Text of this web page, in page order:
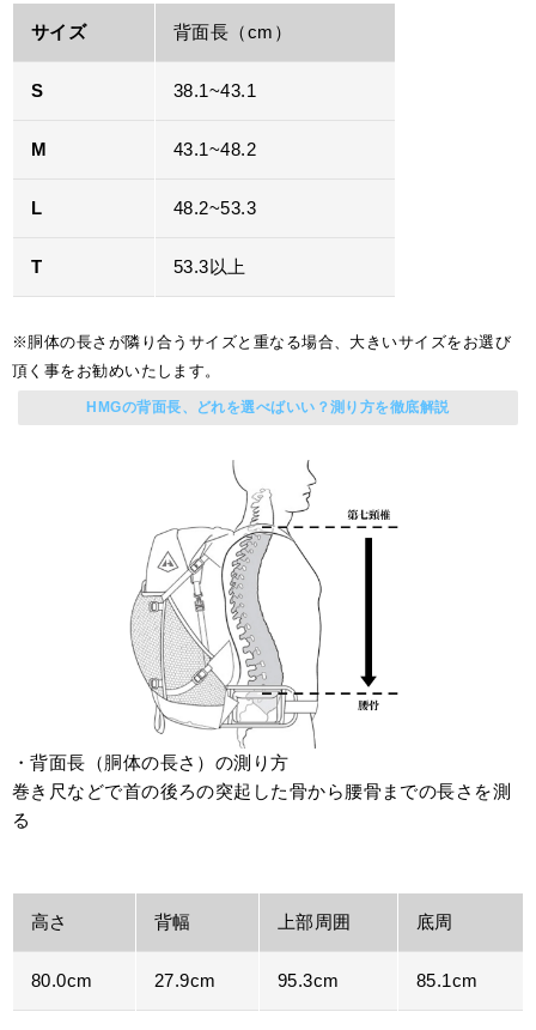
サイズ 背面長（cm）
S 38.1~43.1
M 43.1~48.2
L 48.2~53.3
T 53.3以上
※胴体の長さが隣り合うサイズと重なる場合、大きいサイズをお選び
頂く事をお勧めいたします。
HMGの背面長、どれを選べばいい？測り方を徹底解説
・背面長（胴体の長さ）の測り方
巻き尺などで首の後ろの突起した骨から腰骨までの長さを測
る
高さ 背幅 上部周囲 底周
80.0cm 27.9cm 95.3cm 85.1cm